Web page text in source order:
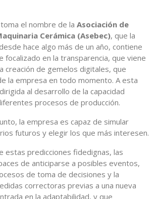
el nombre de la Asociación de
Cerámica (Asebec), que la
hace algo más de un año, contiene
focalizado en la transparencia, que viene
creación de gemelos digitales, que
la empresa en todo momento. A esta
al desarrollo de la capacidad
procesos de producción.
la empresa es capaz de simular
futuros y elegir los que más interesen.
estas predicciones fidedignas, las
de anticiparse a posibles eventos,
de toma de decisiones y la
correctoras previas a una nueva
en la adaptabilidad, y que